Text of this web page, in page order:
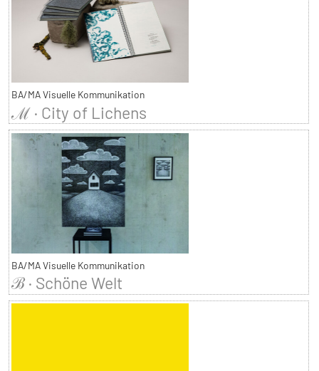
BA/MA Visuelle Kommunikation
ℳ · City of Lichens
BA/MA Visuelle Kommunikation
ℬ · Schöne Welt